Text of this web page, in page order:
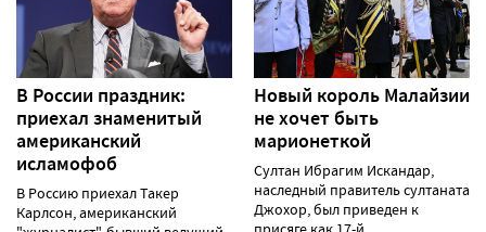
В России праздник:
приехал знаменитый
американский
исламофоб
В Россию приехал Такер
Карлсон, американский
Новый король Малайзии
не хочет быть
марионеткой
Султан Ибрагим Искандар,
наследный правитель султаната
Джохор, был приведен к